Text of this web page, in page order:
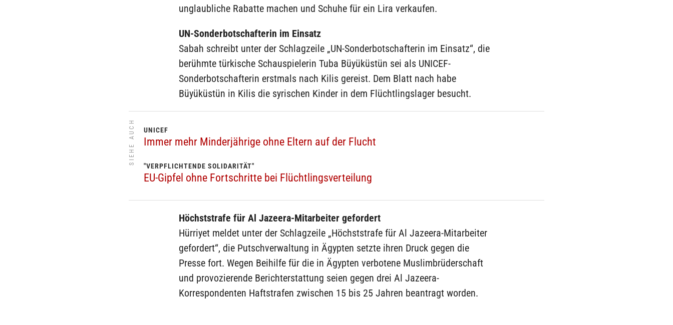
unglaubliche Rabatte machen und Schuhe für ein Lira verkaufen.
UN-Sonderbotschafterin im Einsatz
Sabah schreibt unter der Schlagzeile „UN-Sonderbotschafterin im Einsatz“, die
berühmte türkische Schauspielerin Tuba Büyüküstün sei als UNICEF-
Sonderbotschafterin erstmals nach Kilis gereist. Dem Blatt nach habe
Büyüküstün in Kilis die syrischen Kinder in dem Flüchtlingslager besucht.
SIEHE AUCH UNICEF
Immer mehr Minderjährige ohne Eltern auf der Flucht
"VERPFLICHTENDE SOLIDARITÄT"
EU-Gipfel ohne Fortschritte bei Flüchtlingsverteilung
Höchststrafe für Al Jazeera-Mitarbeiter gefordert
Hürriyet meldet unter der Schlagzeile „Höchststrafe für Al Jazeera-Mitarbeiter
gefordert“, die Putschverwaltung in Ägypten setzte ihren Druck gegen die
Presse fort. Wegen Beihilfe für die in Ägypten verbotene Muslimbrüderschaft
und provozierende Berichterstattung seien gegen drei Al Jazeera-
Korrespondenten Haftstrafen zwischen 15 bis 25 Jahren beantragt worden.